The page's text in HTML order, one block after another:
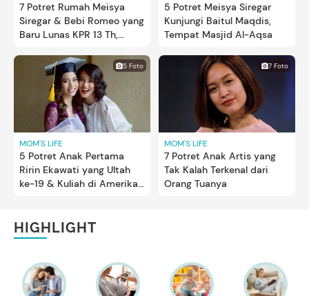
7 Potret Rumah Meisya
Siregar & Bebi Romeo yang
Baru Lunas KPR 13 Th,
5 Potret Meisya Siregar
Kunjungi Baitul Maqdis,
Tempat Masjid Al-Aqsa
5 Foto
MOM'S LIFE
5 Potret Anak Pertama
Ririn Ekawati yang Ultah
ke-19 & Kuliah di Amerika
7 Foto
MOM'S LIFE
7 Potret Anak Artis yang
Tak Kalah Terkenal dari
Orang Tuanya
HIGHLIGHT